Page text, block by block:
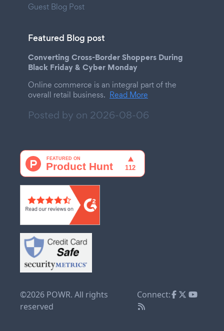
Guest Blog Post
Featured Blog post
Converting Cross-Border Shoppers During
Black Friday & Cyber Monday
Online commerce is an integral part of the
overall retail business. Read More
Posted by on 2026-08-06
©2026 POWR. All rights
reserved
Connect: